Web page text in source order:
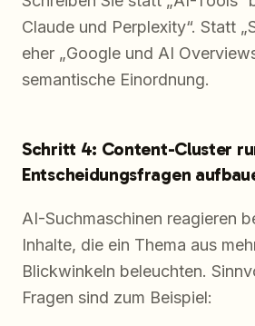
Claude und Perplexity“. Statt
eher „Google und AI
semantische Einordnung.
Schritt 4: Content-Cluster
Entscheidungsfragen
AI-Suchmaschinen reagieren
Inhalte, die ein Thema aus
Blickwinkeln beleuchten.
Fragen sind zum Beispiel: